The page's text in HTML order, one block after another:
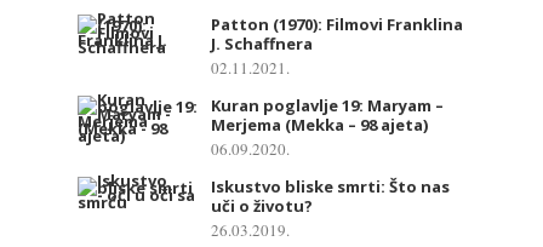
Patton (1970): Filmovi Franklina
J. Schaffnera
02.11.2021.
Kuran poglavlje 19: Maryam –
Merjema (Mekka – 98 ajeta)
06.09.2020.
Iskustvo bliske smrti: Što nas
uči o životu?
26.03.2019.